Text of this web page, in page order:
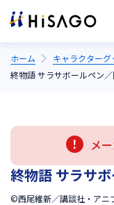
ホーム キャラクターグ
終物語 サラサボールペン
メ
終物語 サラサ
©西尾維新／講談社・アニ